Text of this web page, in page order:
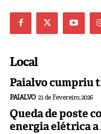
Local
Paialvo cumpriu
PAIALVO 21 de Fevereiro, 2026
Queda de poste
energia elétrica